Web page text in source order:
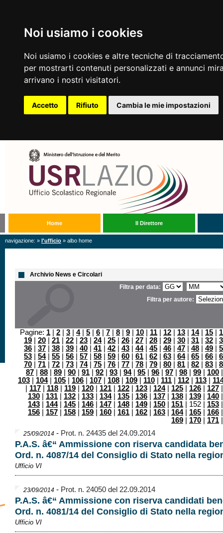
Noi usiamo i cookies
Noi usiamo i cookies e altre tecniche di
per mostrarti contenuti personalizzati e annunci
arrivano i nostri visitatori.
Accetto Rifiuto Cambia le mie impostazioni
Home Il Direttore
navigazione: » l'ufficio » albo home
Archivio News e Circolari
Filtra per data:
Filtra per autore:
Pagine: 1 2 3 4| 5 6 7 8 9 10 11 12 13 14| 15
19
20 21 22 23 24| 25 26 27 28 29 30 31 32
36
37 38 39 40 41 42 43 44| 45 46 47 48 49
53
54| 55 56 57 58 59 60 61 62 63 64| 65 66
70
71 72 73 74| 75 76 77 78 79 80 81 82 83
87
88 89 90 91 92 93 94| 95 96 97 98 99 100
103
104| 105 106 107 108 109 110 111 112 113
117 118 119 120 121 122 123 124| 125 126 127
130
131 132 133 134| 135 136 137 138 139 140
143
144| 145 146 147 148 149 150 151 | 152 | 153
156
157 158 159 160 161 162 163 164| 165 166
169
170 171
25/09/2014 - Prot. n. 24435 del 24.09.2014
P.A.S. â€“ Ammissione con riserva candidata
Ord. n. 4087/14 del Consiglio di Stato nella
Ufficio VI
23/09/2014 - Prot. n. 24050 del 22.09.2014
P.A.S. â€“ Ammissione con riserva candidati
Ord. n. 4081/14 del Consiglio di Stato nella
Ufficio VI